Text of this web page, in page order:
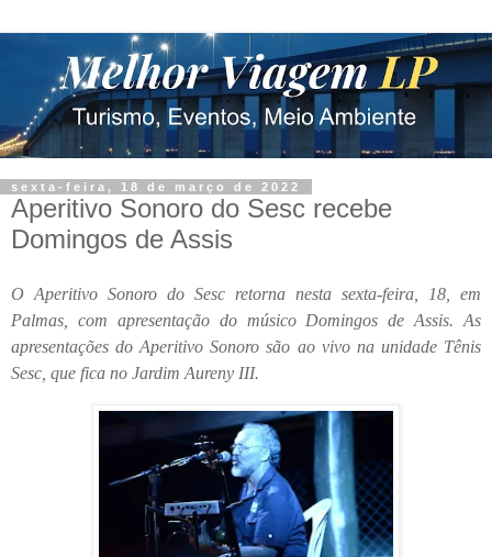
sexta-feira, 18 de março de 2022
Aperitivo Sonoro do Sesc recebe
Domingos de Assis
O Aperitivo Sonoro do Sesc retorna nesta sexta-feira, 18, em
Palmas, com apresentação do músico Domingos de Assis. As
apresentações do Aperitivo Sonoro são ao vivo na unidade Tênis
Sesc, que fica no Jardim Aureny III.